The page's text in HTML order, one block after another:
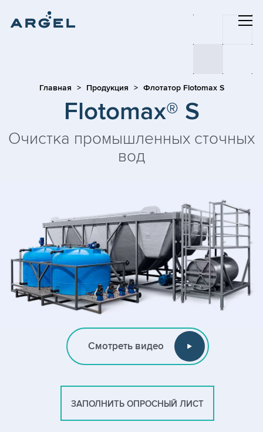
Главная Продукция Флотатор Flotomax S
Flotomax® S
Очистка промышленных сточных
вод
ЗАПОЛНИТЬ ОПРОСНЫЙ ЛИСТ
Смотреть видео